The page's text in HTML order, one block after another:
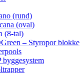
(rund)
(oval)
(8-tal)
– Styropor blokke
byggesystem